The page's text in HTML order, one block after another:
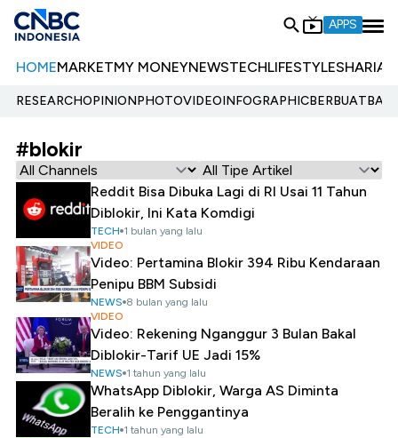
APPS
HOMEMARKETMY MONEYNEWSTECHLIFESTYLESHARIA
RESEARCHOPINIONPHOTOVIDEOINFOGRAPHIC
#blokir
Reddit Bisa Dibuka Lagi di RI Usai 11 Tahun
Diblokir, Ini Kata Komdigi
TECH 1 bulan yang lalu
VIDEO
Video: Pertamina Blokir 394 Ribu Kendaraan
Penipu BBM Subsidi
NEWS 8 bulan yang lalu
VIDEO
Video: Rekening Nganggur 3 Bulan Bakal
Diblokir-Tarif UE Jadi 15%
NEWS 1 tahun yang lalu
WhatsApp Diblokir, Warga AS Diminta
Beralih ke Penggantinya
TECH 1 tahun yang lalu